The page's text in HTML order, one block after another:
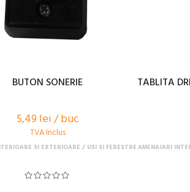
BUTON SONERIE
5,49 lei / buc
TVA Inclus
SI EXTERIOARE USI SI FERESTRE
TABLITA
AMENAJARI